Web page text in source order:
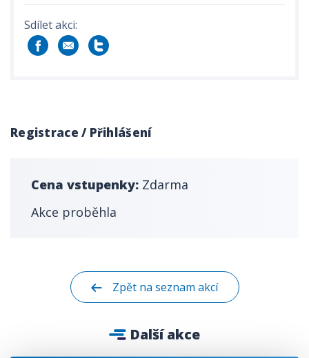
Sdílet akci:
Registrace / Přihlášení
Cena vstupenky: Zdarma
Akce proběhla
Zpět na seznam akcí
Další akce